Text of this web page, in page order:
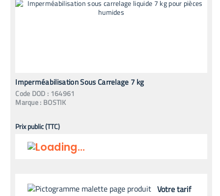
Imperméabilisation Sous Carrelage 7 kg
Code DOD : 164961
Marque : BOSTIK
Prix public (TTC)
Votre tarif